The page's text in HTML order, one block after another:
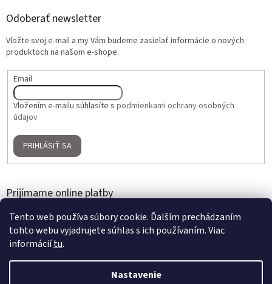
Tento web používa súbory cookie. Ďalším prechádzaním
tohto webu vyjadrujete súhlas s ich používaním. Viac
informáciítu.
Nastavenie
Odoberať newsletter
Vložte svoj e-mail a my Vám budeme zasielať informácie o nových
produktoch na našom e-shope.
Email
Vložením e-mailu súhlasíte s podmienkami ochrany osobných
údajov
PRIHLÁSIŤ SA
Prijímame online platby
Vytvoril Shoptet